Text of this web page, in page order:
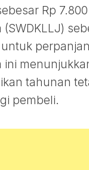
Rp
ini
tahunan
pembeli.